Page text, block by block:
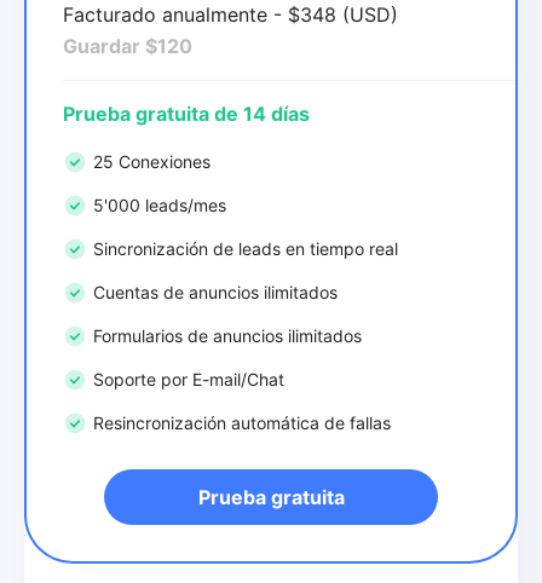
Facturado anualmente - $348 (USD)
Guardar $120
Prueba gratuita de 14 días
25 Conexiones
5'000 leads/mes
Sincronización de leads en tiempo real
Cuentas de anuncios ilimitados
Formularios de anuncios ilimitados
Soporte por E-mail/Chat
Resincronización automática de fallas
Prueba gratuita